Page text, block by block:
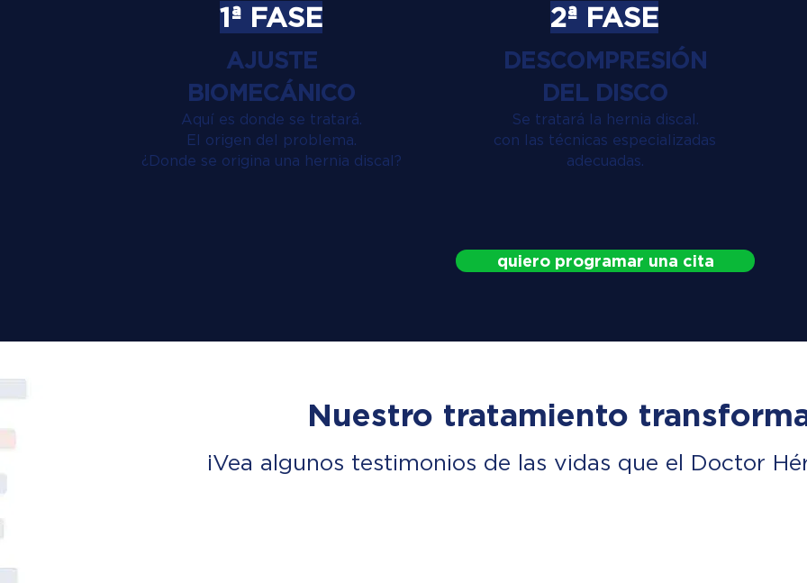
1ª FASE
AJUSTE
BIOMECÁNICO
Aquí es donde se tratará.
El origen del problema.
¿Donde se origina una hernia discal?
2ª FASE
DESCOMPRESIÓN
DEL DISCO
Se tratará la hernia discal.
con las técnicas especializadas
adecuadas.
quiero programar una cita
Nuestro tratamiento
¡Vea algunos testimonios de las vidas que el Doctor